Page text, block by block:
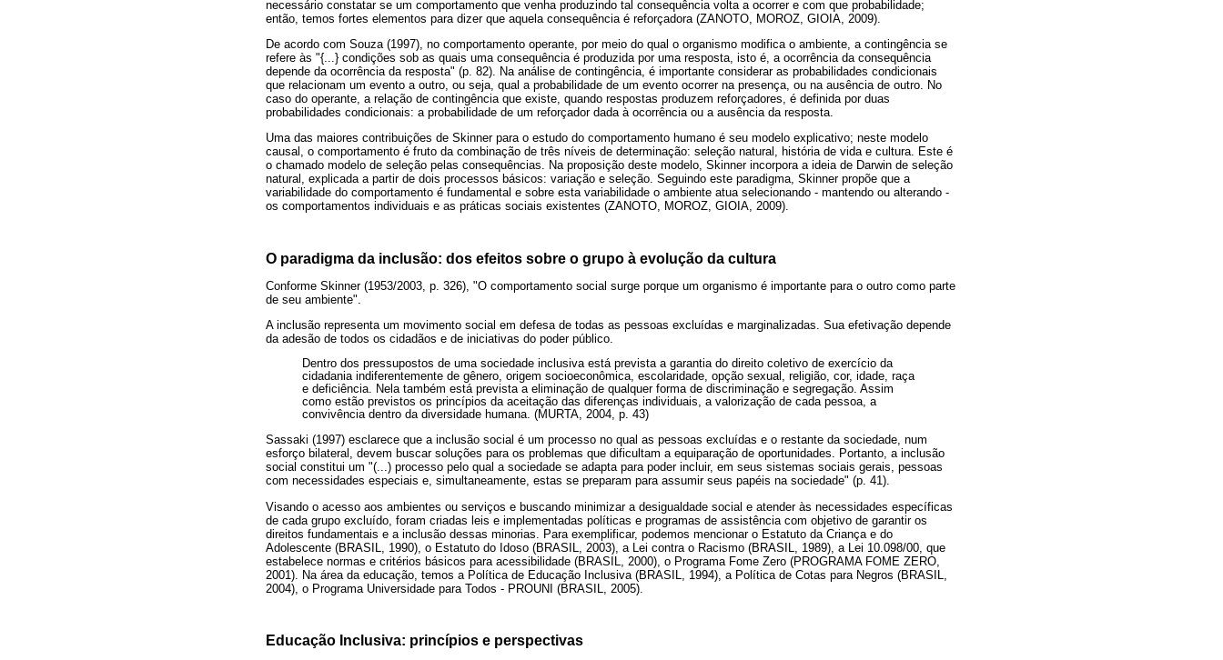
necessário constatar se um comportamento que venha produzindo tal consequência volta a ocorrer e com que probabilidade;
então, temos fortes elementos para dizer que aquela consequência é reforçadora (ZANOTO, MOROZ, GIOIA, 2009).
De acordo com Souza (1997), no comportamento operante, por meio do qual o organismo modifica o ambiente, a contingência se
refere às "{...} condições sob as quais uma consequência é produzida por uma resposta, isto é, a ocorrência da consequência
depende da ocorrência da resposta" (p. 82). Na análise de contingência, é importante considerar as probabilidades condicionais
que relacionam um evento a outro, ou seja, qual a probabilidade de um evento ocorrer na presença, ou na ausência de outro. No
caso do operante, a relação de contingência que existe, quando respostas produzem reforçadores, é definida por duas
probabilidades condicionais: a probabilidade de um reforçador dada à ocorrência ou a ausência da resposta.
Uma das maiores contribuições de Skinner para o estudo do comportamento humano é seu modelo explicativo; neste modelo
causal, o comportamento é fruto da combinação de três níveis de determinação: seleção natural, história de vida e cultura. Este é
o chamado modelo de seleção pelas consequências. Na proposição deste modelo, Skinner incorpora a ideia de Darwin de seleção
natural, explicada a partir de dois processos básicos: variação e seleção. Seguindo este paradigma, Skinner propõe que a
variabilidade do comportamento é fundamental e sobre esta variabilidade o ambiente atua selecionando - mantendo ou alterando -
os comportamentos individuais e as práticas sociais existentes (ZANOTO, MOROZ, GIOIA, 2009).
O paradigma da inclusão: dos efeitos sobre o grupo à evolução da cultura
Conforme Skinner (1953/2003, p. 326), "O comportamento social surge porque um organismo é importante para o outro como parte
de seu ambiente".
A inclusão representa um movimento social em defesa de todas as pessoas excluídas e marginalizadas. Sua efetivação depende
da adesão de todos os cidadãos e de iniciativas do poder público.
Dentro dos pressupostos de uma sociedade inclusiva está prevista a garantia do direito coletivo de exercício da
cidadania indiferentemente de gênero, origem socioeconômica, escolaridade, opção sexual, religião, cor, idade, raça
e deficiência. Nela também está prevista a eliminação de qualquer forma de discriminação e segregação. Assim
como estão previstos os princípios da aceitação das diferenças individuais, a valorização de cada pessoa, a
convivência dentro da diversidade humana. (MURTA, 2004, p. 43)
Sassaki (1997) esclarece que a inclusão social é um processo no qual as pessoas excluídas e o restante da sociedade, num
esforço bilateral, devem buscar soluções para os problemas que dificultam a equiparação de oportunidades. Portanto, a inclusão
social constitui um "(...) processo pelo qual a sociedade se adapta para poder incluir, em seus sistemas sociais gerais, pessoas
com necessidades especiais e, simultaneamente, estas se preparam para assumir seus papéis na sociedade" (p. 41).
Visando o acesso aos ambientes ou serviços e buscando minimizar a desigualdade social e atender às necessidades específicas
de cada grupo excluído, foram criadas leis e implementadas políticas e programas de assistência com objetivo de garantir os
direitos fundamentais e a inclusão dessas minorias. Para exemplificar, podemos mencionar o Estatuto da Criança e do
Adolescente (BRASIL, 1990), o Estatuto do Idoso (BRASIL, 2003), a Lei contra o Racismo (BRASIL, 1989), a Lei 10.098/00, que
estabelece normas e critérios básicos para acessibilidade (BRASIL, 2000), o Programa Fome Zero (PROGRAMA FOME ZERO,
2001). Na área da educação, temos a Política de Educação Inclusiva (BRASIL, 1994), a Política de Cotas para Negros (BRASIL,
2004), o Programa Universidade para Todos - PROUNI (BRASIL, 2005).
Educação Inclusiva: princípios e perspectivas